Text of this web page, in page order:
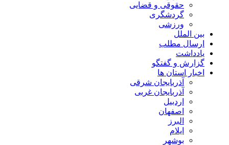
حقوقی و قضایی
گردشگری
ورزشی
بین الملل
ارسال مطلب
یادداشت
گزارش و گفتگو
اخبار استان ها
آذربایجان شرقی
آذربایجان غربی
اردبیل
اصفهان
البرز
ایلام
بوشهر